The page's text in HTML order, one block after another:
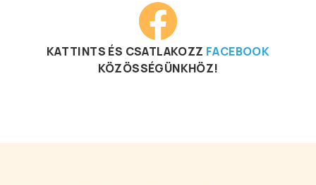
KATTINTS ÉS CSATLAKOZZ FACEBOOK
KÖZÖSSÉGÜNKHÖZ!